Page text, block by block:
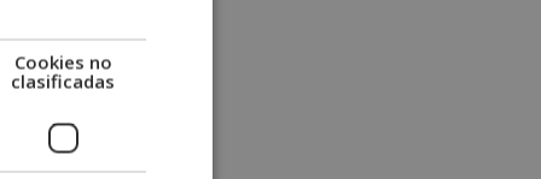
Cookies no
clasificadas